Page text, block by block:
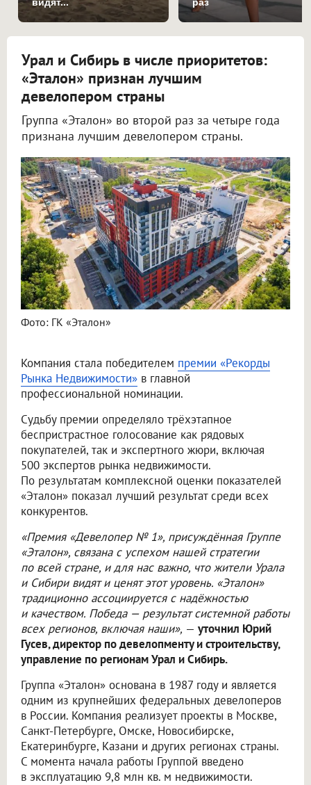
видят... раз
Урал и Сибирь в числе приоритетов:
«Эталон» признан лучшим
девелопером страны
Группа «Эталон» во второй раз за четыре года
признана лучшим девелопером страны.
Фото: ГК «Эталон»
Компания стала победителем премии «Рекорды
Рынка Недвижимости» в главной
профессиональной номинации.
Судьбу премии определяло трёхэтапное
беспристрастное голосование как рядовых
покупателей, так и экспертного жюри, включая
500 экспертов рынка недвижимости.
По результатам комплексной оценки показателей
«Эталон» показал лучший результат среди всех
конкурентов.
«Премия «Девелопер № 1», присуждённая Группе
«Эталон», связана с успехом нашей стратегии
по всей стране, и для нас важно, что жители Урала
и Сибири видят и ценят этот уровень. «Эталон»
традиционно ассоциируется с надёжностью
и качеством. Победа — результат системной работы
всех регионов, включая наши», — уточнил Юрий
Гусев, директор по девелопменту и строительству,
управление по регионам Урал и Сибирь.
Группа «Эталон» основана в 1987 году и является
одним из крупнейших федеральных девелоперов
в России. Компания реализует проекты в Москве,
Санкт-Петербурге, Омске, Новосибирске,
Екатеринбурге, Казани и других регионах страны.
С момента начала работы Группой введено
в эксплуатацию 9,8 млн кв. м недвижимости.